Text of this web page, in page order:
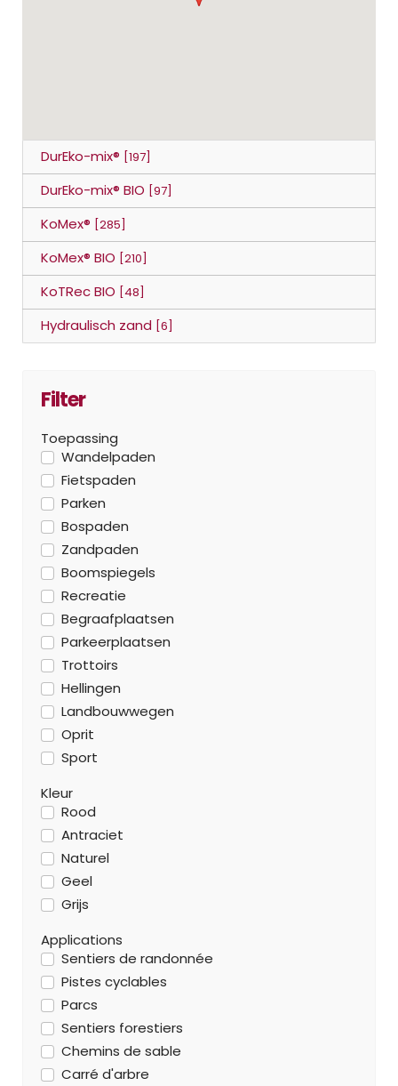
DurEko-mix® [197]
DurEko-mix® BIO [97]
KoMex® [285]
KoMex® BIO [210]
KoTRec BIO [48]
Hydraulisch zand [6]
Filter
Toepassing
Wandelpaden
Fietspaden
Parken
Bospaden
Zandpaden
Boomspiegels
Recreatie
Begraafplaatsen
Parkeerplaatsen
Trottoirs
Hellingen
Landbouwwegen
Oprit
Sport
Kleur
Rood
Antraciet
Naturel
Geel
Grijs
Applications
Sentiers de randonnée
Pistes cyclables
Parcs
Sentiers forestiers
Chemins de sable
Carré d'arbre